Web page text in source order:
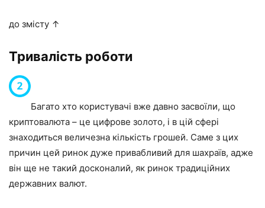
до змісту ↑
Тривалість роботи
Багато хто користувачі вже давно засвоїли, що
криптовалюта – це цифрове золото, і в цій сфері
знаходиться величезна кількість грошей. Саме з цих
причин цей ринок дуже привабливий для шахраїв, адже
він ще не такий досконалий, як ринок традиційних
державних валют.